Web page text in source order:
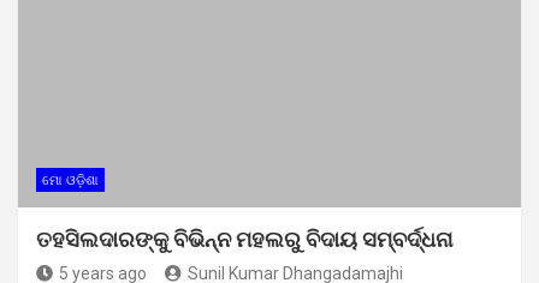
ମୋ ଓଡ଼ିଶା
ତହସିଲଦାରଙ୍କୁ ବିଭିନ୍ନ ମହଲରୁ ବିଦାୟ ସମ୍ବର୍ଦ୍ଧନା
5 years ago Sunil Kumar Dhangadamajhi